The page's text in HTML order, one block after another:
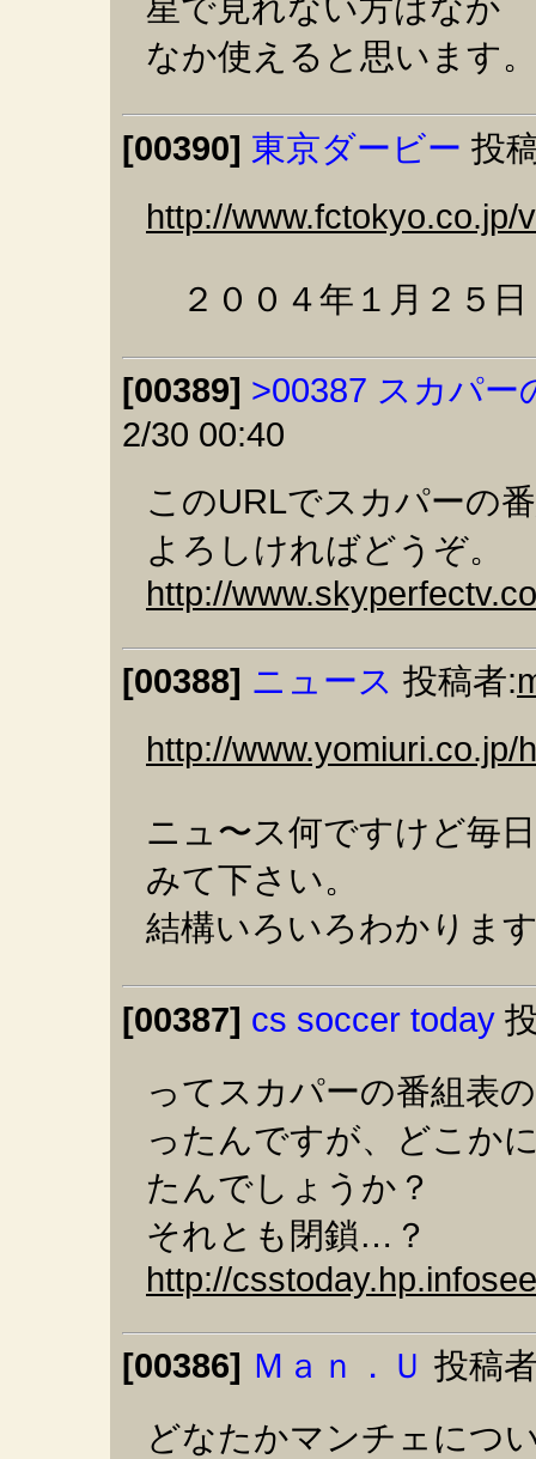
星で見れない方はなか
なか使えると思います。
[00390] 東京ダービー 投
http://www.fctokyo.co.jp/
２００４年１月２５
[00389] >00387 スカパー
2/30 00:40
このURLでスカパーの
よろしければどうぞ。
http://
[00388] ニュース 投稿者:
http://
ニュ〜ス何ですけど毎
みて下さい。
結構いろいろわかりま
[00387] cs soccer today
ってスカパーの番組表
ったんですが、どこか
たんでしょうか？
それとも閉鎖…？
http://
[00386] Ｍａｎ．Ｕ 投稿
どなたかマンチェにつ